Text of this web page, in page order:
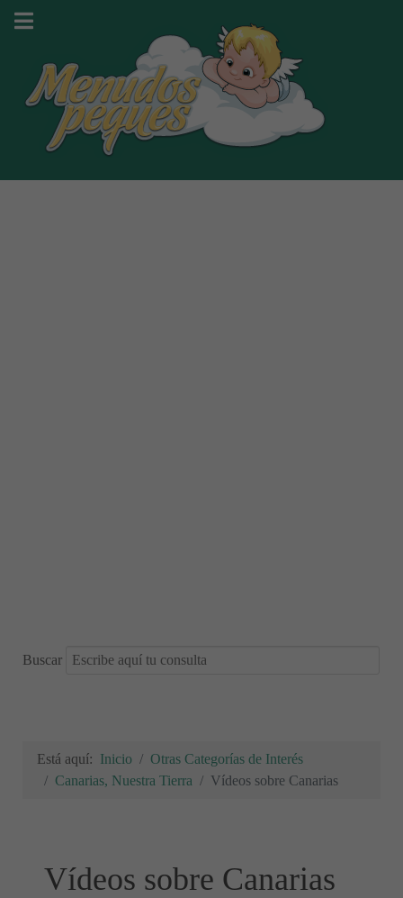
Buscar
Está aquí: Inicio
Otras Categorías de Interés
Canarias, Nuestra Tierra
Vídeos sobre Canarias
Vídeos sobre Canarias